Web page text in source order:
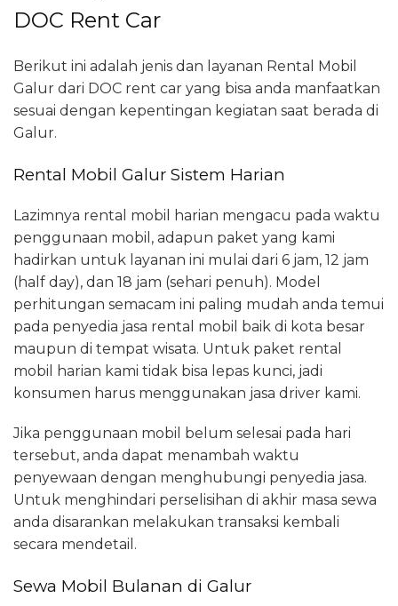
DOC Rent Car
Berikut ini adalah jenis dan layanan Rental Mobil
Galur dari DOC rent car yang bisa anda manfaatkan
sesuai dengan kepentingan kegiatan saat berada di
Galur.
Rental Mobil Galur Sistem Harian
Lazimnya rental mobil harian mengacu pada waktu
penggunaan mobil, adapun paket yang kami
hadirkan untuk layanan ini mulai dari 6 jam, 12 jam
(half day), dan 18 jam (sehari penuh). Model
perhitungan semacam ini paling mudah anda temui
pada penyedia jasa rental mobil baik di kota besar
maupun di tempat wisata. Untuk paket rental
mobil harian kami tidak bisa lepas kunci, jadi
konsumen harus menggunakan jasa driver kami.
Jika penggunaan mobil belum selesai pada hari
tersebut, anda dapat menambah waktu
penyewaan dengan menghubungi penyedia jasa.
Untuk menghindari perselisihan di akhir masa sewa
anda disarankan melakukan transaksi kembali
secara mendetail.
Sewa Mobil Bulanan di Galur